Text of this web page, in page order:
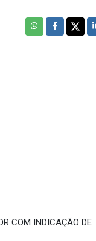
COM INDICAÇÃO DE